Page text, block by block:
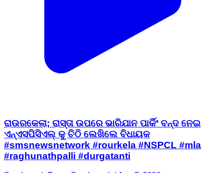
ରାଉରକେଲା; ରାସ୍ତା ଉପରେ ଭାରିଯାନ ପାର୍କିଂ ବନ୍ଦ ନେଇ
ଏନ୍ଏସପିସିଏଲ୍ କୁ ଚିଠି ଲେଖିଲେ ବିଧାୟକ
#smsnewsnetwork #rourkela #NSPCL #mla
#raghunathpalli #durgatanti